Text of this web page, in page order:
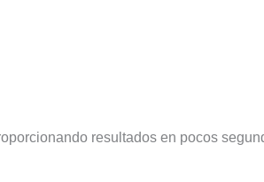
resultados en pocos